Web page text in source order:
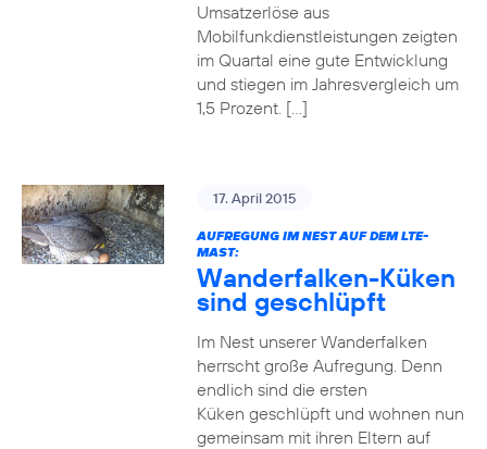
Umsatzerlöse aus
Mobilfunkdienstleistungen zeigten
im Quartal eine gute Entwicklung
und stiegen im Jahresvergleich um
1,5 Prozent. […]
17. April 2015
AUFREGUNG IM NEST AUF DEM LTE-
MAST:
Wanderfalken-Küken
sind geschlüpft
Im Nest unserer Wanderfalken
herrscht große Aufregung. Denn
endlich sind die ersten
Küken geschlüpft und wohnen nun
gemeinsam mit ihren Eltern auf